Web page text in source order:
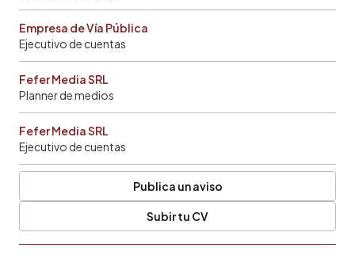
Empresa de Vía Pública
Ejecutivo de cuentas
Fefer Media SRL
Planner de medios
Fefer Media SRL
Ejecutivo de cuentas
Publica un aviso
Subir tu CV